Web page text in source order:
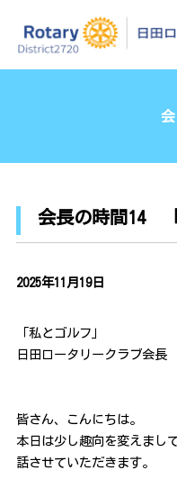
会長の時間14 「
2025年11月19日
「私とゴルフ」
日田ロータリークラブ会
皆さん、こんにちは。
本日は少し趣向を変えまし
話させていただきます。